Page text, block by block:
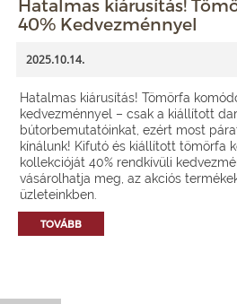
Hatalmas kiárusítás!
40% Kedvezménnyel
2025.10.14.
Hatalmas kiárusítás! Tömörfa
kedvezménnyel – csak a kiállított
bútorbemutatóinkat, ezért most
kínálunk! Kifutó és kiállított tömörfa
kollekcióját 40% rendkívüli
vásárolhatja meg, az akciós
üzleteinkben.
TOVÁBB